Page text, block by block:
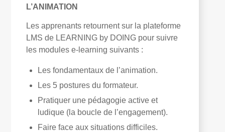
L’ANIMATION
Les apprenants retournent sur la plateforme
LMS de LEARNING by DOING pour suivre
les modules e-learning suivants :
Les fondamentaux de l’animation.
Les 5 postures du formateur.
Pratiquer une pédagogie active et
ludique (la boucle de l’engagement).
Faire face aux situations difficiles.